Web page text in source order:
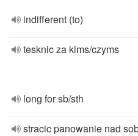
indifferent (to)
tesknic za kims/czyms
long for sb/sth
stracic panowanie nad